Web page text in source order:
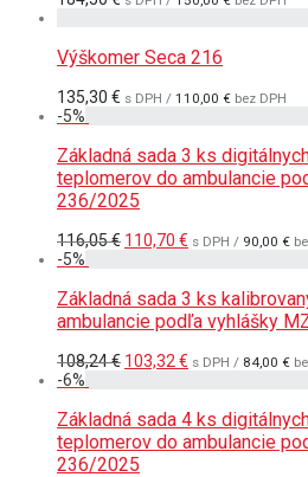
Výškomer Seca 216
135,30 € s DPH / 110,00 € bez DPH
-5%
Základná sada 3 ks
teplomerov do ambulancie
236/2025
116,05€ Pôvodná
116,05 €.
110,70 € Aktuálna
110,70 €.
s DPH / 90,00 €
-5%
Základná sada 3 ks
ambulancie podľa vyhlášky
108,24€ Pôvodná
108,24 €.
103,32 € Aktuálna
103,32 €.
s DPH / 84,00 €
-6%
Základná sada 4 ks
teplomerov do ambulancie
236/2025